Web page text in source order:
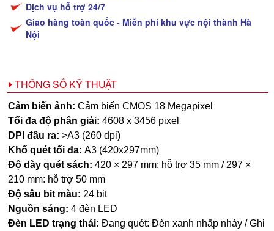
Dịch vụ hỗ trợ 24/7
Giao hàng toàn quốc - Miễn phí khu vực nội thành Hà
Nội
THÔNG SỐ KỸ THUẬT
Cảm biến ảnh: Cảm biến CMOS 18 Megapixel
Tối đa độ phân giải: 4608 x 3456 pixel
DPI đầu ra: >A3 (260 dpi)
Khổ quét tối đa: A3 (420x297mm)
Độ dày quét sách: 420 × 297 mm: hỗ trợ 35 mm / 297 ×
210 mm: hỗ trợ 50 mm
Độ sâu bit màu: 24 bit
Nguồn sáng: 4 đèn LED
Đèn LED trạng thái: Đang quét: Đèn xanh nhấp nháy / Ghi